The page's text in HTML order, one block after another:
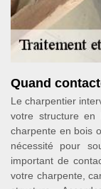
Quand
Le charpentier
votre structure
charpente en bois
nécessité pour
important de
votre charpente,